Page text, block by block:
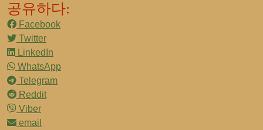
공유하다:
Facebook
Twitter
LinkedIn
WhatsApp
Telegram
Reddit
Viber
email